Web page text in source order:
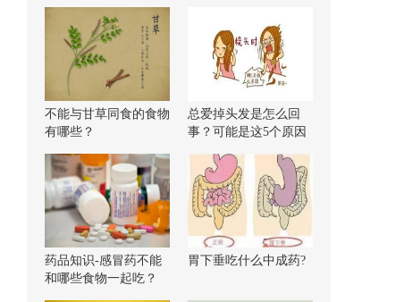
不能与甘草同食的食物
有哪些？
总爱掉头发是怎么回
事？可能是这5个原因
药品知识-感冒药不能
和哪些食物一起吃？
胃下垂吃什么中成药?